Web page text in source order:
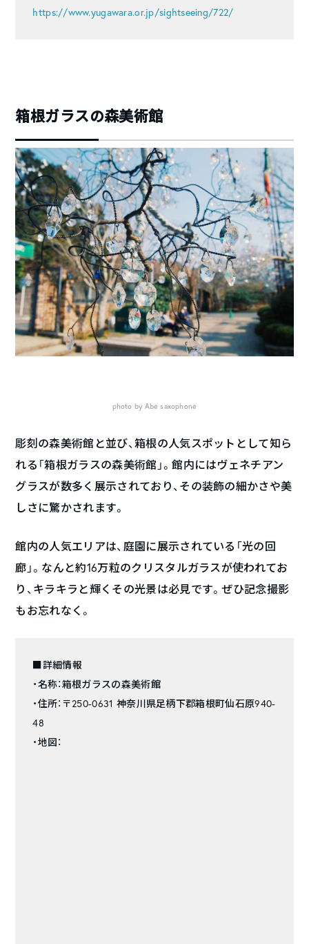
https://www.yugawara.or.jp/sightseeing/722/
箱根ガラスの森美術館
photo by Abe saxophone
彫刻の森美術館と並び、箱根の人気スポットとして知ら
れる「箱根ガラスの森美術館」。館内にはヴェネチアン
グラスが数多く展示されており、その装飾の細かさや美
しさに驚かされます。
館内の人気エリアは、庭園に展示されている「光の回
廊」。なんと約16万粒のクリスタルガラスが使われてお
り、キラキラと輝くその光景は必見です。ぜひ記念撮影
もお忘れなく。
■詳細情報
・名称：箱根ガラスの森美術館
・住所：〒250-0631 神奈川県足柄下郡箱根町仙石原940-
48
・地図：